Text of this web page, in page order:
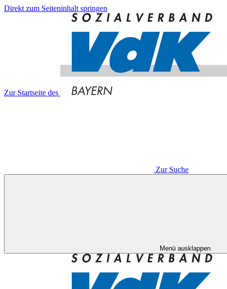
Direkt zum Seiteninhalt springen
Zur Startseite des
Zur Suche
Menü ausklappen